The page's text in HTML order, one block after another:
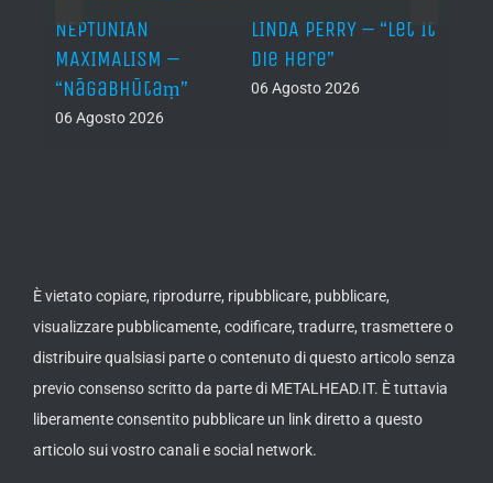
NEPTUNIAN
MAXIMALISM –
“Nāgabhūtaṃ”
06 Agosto 2026
LINDA PERRY – “Let It
Die Here”
06 Agosto 2026
È vietato copiare, riprodurre, ripubblicare, pubblicare,
visualizzare pubblicamente, codificare, tradurre, trasmettere o
distribuire qualsiasi parte o contenuto di questo articolo senza
previo consenso scritto da parte di METALHEAD.IT. È tuttavia
liberamente consentito pubblicare un link diretto a questo
articolo sui vostro canali e social network.